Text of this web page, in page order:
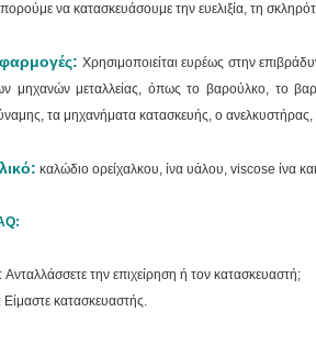
να κατασκευάσουμε την ευελιξία, τη
Χρησιμοποιείται ευρέως στην
μηχανών μεταλλείας, όπως το βαρούλκο, το
τα μηχανήματα κατασκευής, ο
καλώδιο ορείχαλκου, ίνα υάλου, viscose ίνα
Ανταλλάσσετε την επιχείρηση ή τον κατασκευαστή;
Είμαστε κατασκευαστής.